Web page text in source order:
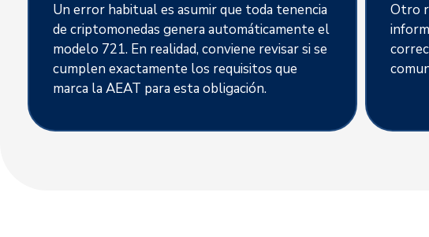
Un error habitual es asumir que toda tenencia
de criptomonedas genera automáticamente el
modelo 721. En realidad, conviene revisar si se
cumplen exactamente los requisitos que
marca la AEAT para esta obligación.
Otro